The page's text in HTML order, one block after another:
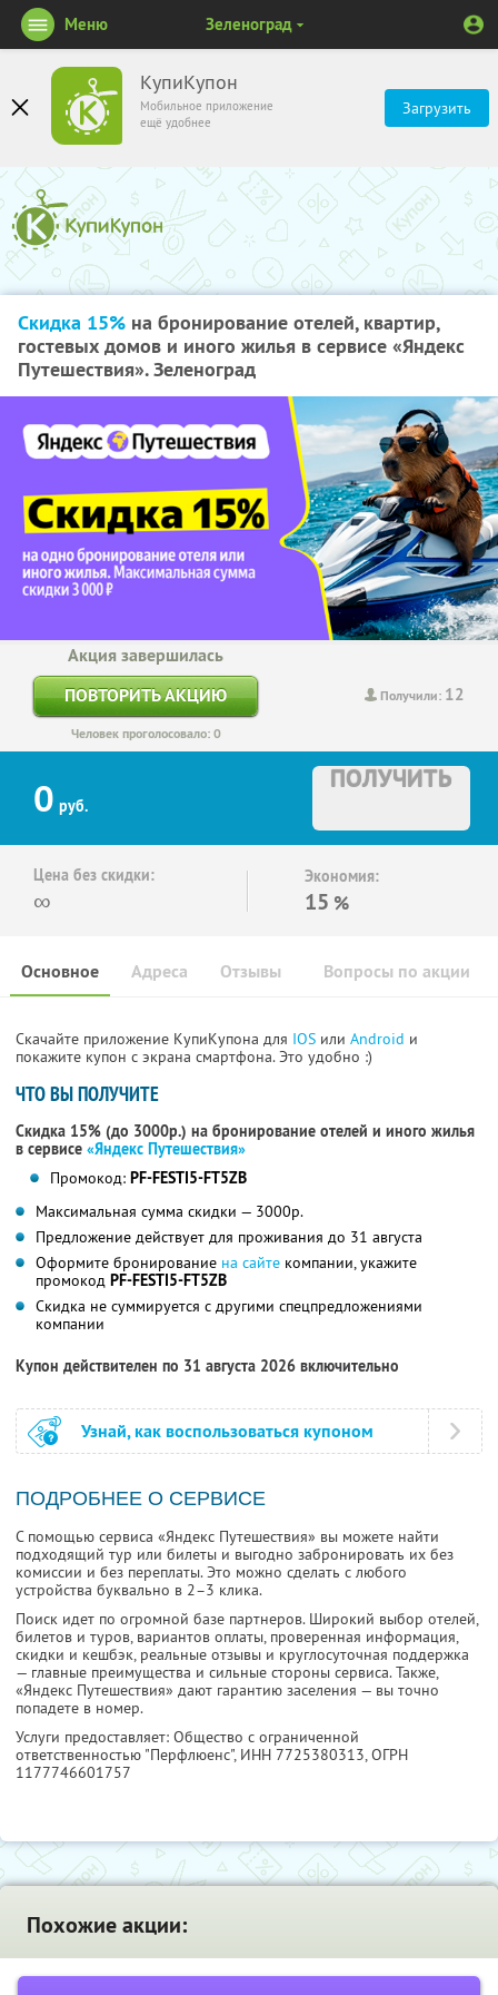
КупиКупон
Мобильное приложение
ещё удобнее
Загрузить
Меню Зеленоград
Скидка 15% на бронирование отелей, квартир,
гостевых домов и иного жилья в сервисе «Яндекс
Путешествия». Зеленоград
Получили: 12
Акция завершилась
ПОВТОРИТЬ АКЦИЮ
Человек проголосовало: 0
0 руб.
ПОЛУЧИТЬ
Цена без скидки:
∞
Экономия:
15 %
Основное Отзывы Вопросы по акции
Адреса
Скачайте приложение КупиКупона для IOS или Android и
покажите купон с экрана смартфона. Это удобно :)
ЧТО ВЫ ПОЛУЧИТЕ
Скидка 15% (до 3000р.) на бронирование отелей и иного жилья
в сервисе «Яндекс Путешествия»
Промокод: PF-FESTI5-FT5ZB
Максимальная сумма скидки — 3000р.
Предложение действует для проживания до 31 августа
Оформите бронирование на сайте компании, укажите
промокод PF-FESTI5-FT5ZB
Скидка не суммируется с другими спецпредложениями
компании
Купон действителен по 31 августа 2026 включительно
Узнай, как воспользоваться купоном
ПОДРОБНЕЕ О СЕРВИСЕ
С помощью сервиса «Яндекс Путешествия» вы можете найти
подходящий тур или билеты и выгодно забронировать их без
комиссии и без переплаты. Это можно сделать с любого
устройства буквально в 2–3 клика.
Поиск идет по огромной базе партнеров. Широкий выбор отелей,
билетов и туров, вариантов оплаты, проверенная информация,
скидки и кешбэк, реальные отзывы и круглосуточная поддержка
— главные преимущества и сильные стороны сервиса. Также,
«Яндекс Путешествия» дают гарантию заселения — вы точно
попадете в номер.
Услуги предоставляет: Общество с ограниченной
ответственностью "Перфлюенс", ИНН 7725380313, ОГРН
1177746601757
Похожие акции: